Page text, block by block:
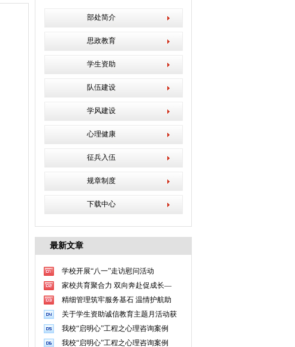
部处简介
思政教育
学生资助
队伍建设
学风建设
心理健康
征兵入伍
规章制度
下载中心
最新文章
学校开展“八一”走访慰问活动
家校共育聚合力 双向奔赴促成长—
精细管理筑牢服务基石 温情护航助
关于学生资助诚信教育主题月活动获
我校“启明心”工程之心理咨询案例
我校“启明心”工程之心理咨询案例